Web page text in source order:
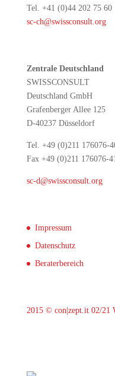
Tel. +41 (0)44 202 75 60
sc-ch@swissconsult.org
Zentrale Deutschland
SWISSCONSULT
Deutschland GmbH
Grafenberger Allee 125
D-40237 Düsseldorf
Tel. +49 (0)211 176076-
Fax +49 (0)211 176076-
sc-d@swissconsult.org
Impressum
Datenschutz
Beraterbereich
2015 © con|zept.it 02/21